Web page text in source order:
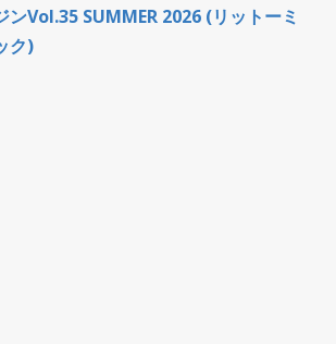
ンVol.35 SUMMER 2026 (リットーミ
ク)